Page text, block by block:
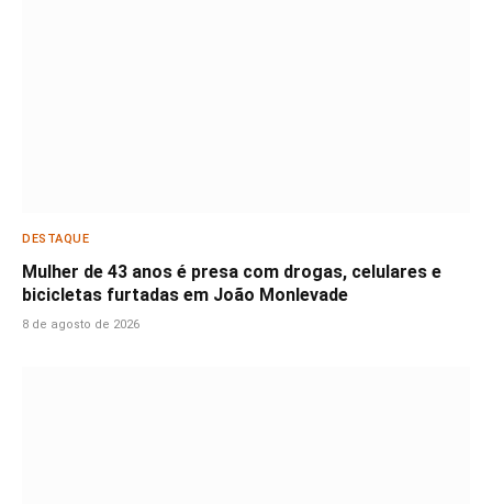
DESTAQUE
Mulher de 43 anos é presa com drogas, celulares e
bicicletas furtadas em João Monlevade
8 de agosto de 2026